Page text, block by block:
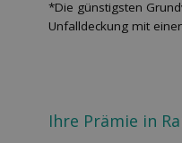
*Die günstigsten
Unfalldeckung mit
Ihre Prämie in